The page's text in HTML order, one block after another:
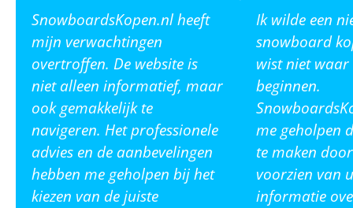
SnowboardsKopen.nl heeft
mijn verwachtingen
overtroffen. De website is
niet alleen informatief, maar
ook gemakkelijk te
navigeren. Het professionele
advies en de aanbevelingen
hebben me geholpen bij het
kiezen van de juiste
Ik wilde een
snowboard
wist niet waar
beginnen.
me geholpen
te maken
voorzien van
informatie